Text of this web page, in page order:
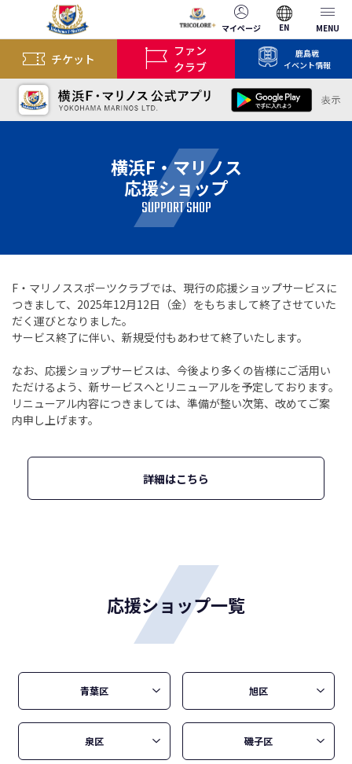
マイページ EN MENU
チケット
ファン
クラブ
鹿島戦
イベント情報
横浜F・マリノス
応援ショップ
SUPPORT SHOP
F・マリノススポーツクラブでは、現行の応援ショップサービスに
つきまして、2025年12月12日（金）をもちまして終了させていた
だく運びとなりました。
サービス終了に伴い、新規受付もあわせて終了いたします。
なお、応援ショップサービスは、今後より多くの皆様にご活用い
ただけるよう、新サービスへとリニューアルを予定しております。
リニューアル内容につきましては、準備が整い次第、改めてご案
内申し上げます。
詳細はこちら
応援ショップ一覧
青葉区 旭区
泉区 磯子区